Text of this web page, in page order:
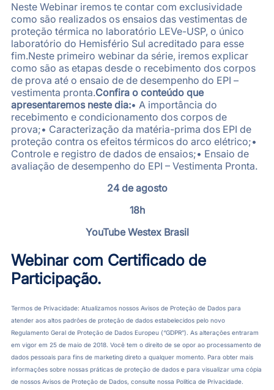
Neste Webinar iremos te contar com exclusividade
como são realizados os ensaios das vestimentas de
proteção térmica no laboratório LEVe-USP, o único
laboratório do Hemisfério Sul acreditado para esse
fim.Neste primeiro webinar da série, iremos explicar
como são as etapas desde o recebimento dos corpos
de prova até o ensaio de de desempenho do EPI –
vestimenta pronta.Confira o conteúdo que
apresentaremos neste dia:• A importância do
recebimento e condicionamento dos corpos de
prova;• Caracterização da matéria-prima dos EPI de
proteção contra os efeitos térmicos do arco elétrico;•
Controle e registro de dados de ensaios;• Ensaio de
avaliação de desempenho do EPI – Vestimenta Pronta.
24 de agosto
18h
YouTubeWestex Brasil
Webinar com Certificado de
Participação.
Termos de Privacidade: Atualizamos nossos Avisos de Proteção de Dados para
atender aos altos padrões de proteção de dados estabelecidos pelo novo
Regulamento Geral de Proteção de Dados Europeu (“GDPR”). As alterações entraram
em vigor em 25 de maio de 2018. Você tem o direito de se opor ao processamento de
dados pessoais para fins de marketing direto a qualquer momento. Para obter mais
informações sobre nossas práticas de proteção de dados e para visualizar uma cópia
de nossos Avisos de Proteção de Dados, consulte nossa Política de Privacidade.